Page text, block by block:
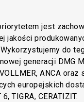
jest
jakości
do
generacji DMG
ANCA oraz
europejskich
6, TIGRA, CERATIZIT.
wszelkich starań, by
firmie
poziomie.
Klienta wesprze
i